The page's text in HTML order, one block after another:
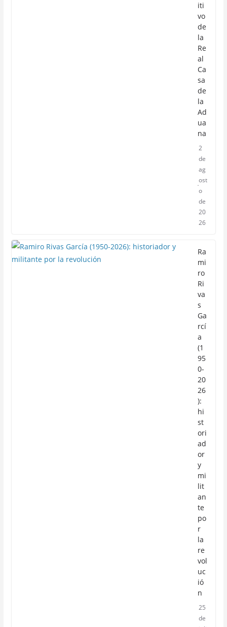
iti
vo
de
la
Re
al
Ca
sa
de
la
Ad
ua
na
2
de
ag
ost
o
de
20
26
Ra
mi
ro
Ri
va
s
Ga
rcí
a
(1
95
0-
20
26
):
hi
st
ori
ad
or
y
mi
lit
an
te
po
r
la
re
vol
uc
ió
n
25
de